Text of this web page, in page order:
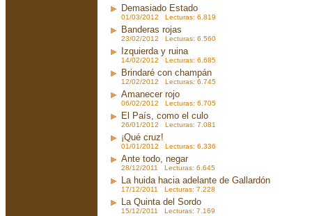
Demasiado Estado
01/03/2012 Lecturas: 6.819
Banderas rojas
23/02/2012 Lecturas: 6.560
Izquierda y ruina
14/02/2012 Lecturas: 6.685
Brindaré con champán
12/02/2012 Lecturas: 6.745
Amanecer rojo
06/02/2012 Lecturas: 6.705
El País, como el culo
26/01/2012 Lecturas: 7.081
¡Qué cruz!
01/01/2012 Lecturas: 6.336
Ante todo, negar
28/12/2011 Lecturas: 6.645
La huida hacia adelante de Gallardón
17/12/2011 Lecturas: 7.228
La Quinta del Sordo
15/12/2011 Lecturas: 7.169